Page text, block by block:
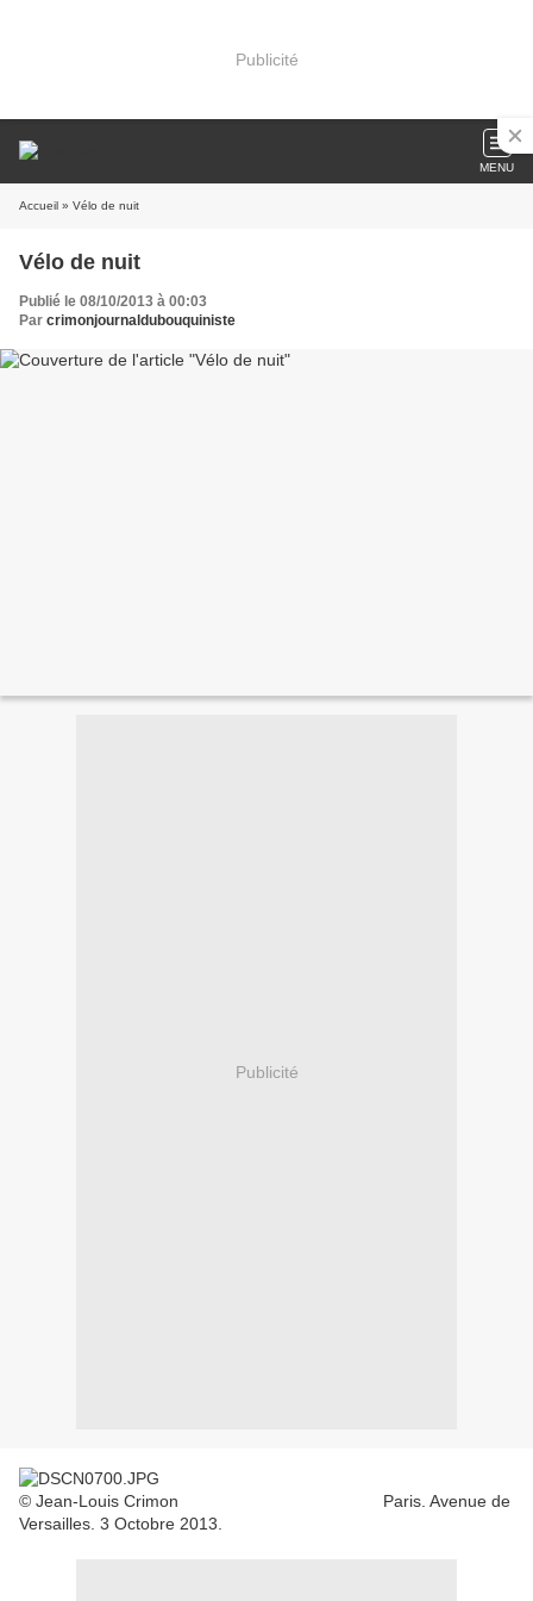
Publicité
MENU
Accueil » Vélo de nuit
Vélo de nuit
Publié le 08/10/2013 à 00:03
Par crimonjournaldubouquiniste
Publicité
© Jean-Louis Crimon Paris. Avenue de
Versailles. 3 Octobre 2013.